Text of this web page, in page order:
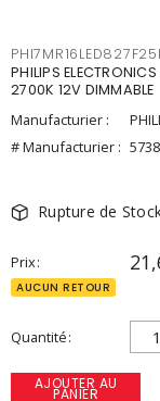
PHILIPS
2700K 12V DIMMABLE
Manufacturier :
# Manufacturier :
Rupture de
Prix
AUCUN RETOUR
Quantité
AJOUTER AU
PANIER